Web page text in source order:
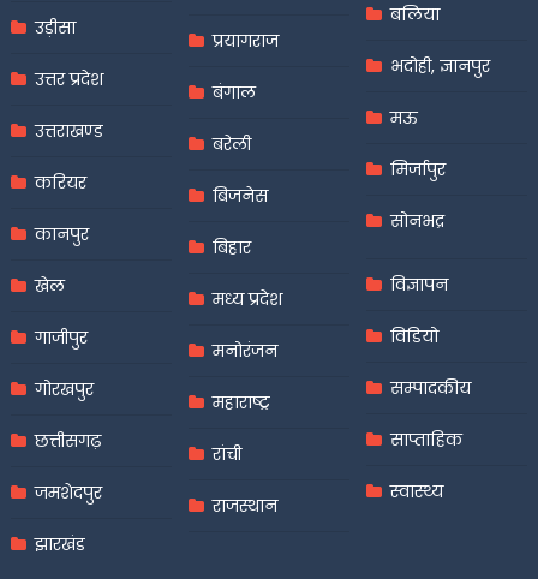
उड़ीसा
उत्तर प्रदेश
उत्तराखण्ड
करियर
कानपुर
खेल
गाजीपुर
गोरखपुर
छत्तीसगढ़
जमशेदपुर
झारखंड
प्रयागराज
बंगाल
बरेली
बिजनेस
बिहार
मध्य प्रदेश
मनोरंजन
महाराष्ट्र
रांची
राजस्थान
बलिया
भदोही, ज्ञानपुर
मऊ
मिर्जापुर
सोनभद्र
विज्ञापन
विडियो
सम्पादकीय
साप्ताहिक
स्वास्थ्य